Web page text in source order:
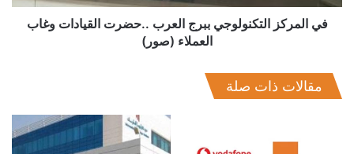
العملاء
(صور)في المركز التكنولوجي ببرج العرب ..حضرت القيادات وغاب
العملاء (صور)
مقالات ذات صلة